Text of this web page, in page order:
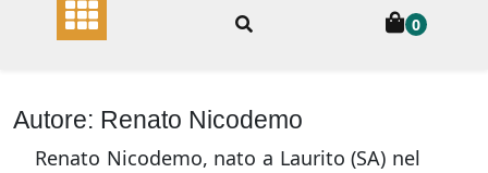
0
Autore: Renato Nicodemo
Renato Nicodemo, nato a Laurito (SA) nel